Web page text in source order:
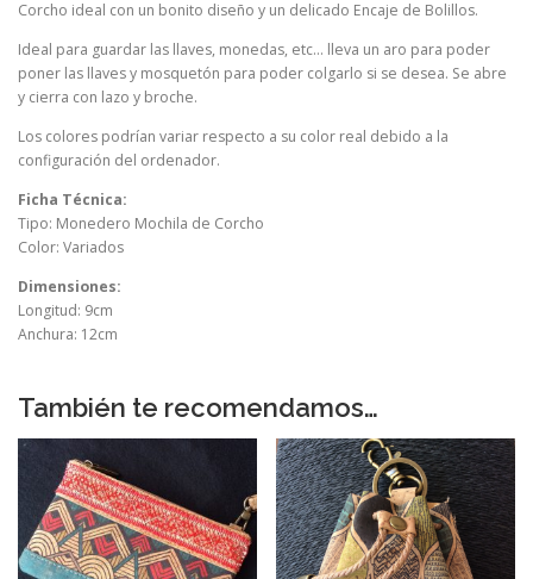
Corcho ideal con un bonito diseño y un delicado Encaje de Bolillos.
Ideal para guardar las llaves, monedas, etc… lleva un aro para poder
poner las llaves y mosquetón para poder colgarlo si se desea. Se abre
y cierra con lazo y broche.
Los colores podrían variar respecto a su color real debido a la
configuración del ordenador.
Ficha Técnica:
Tipo: Monedero Mochila de Corcho
Color: Variados
Dimensiones:
Longitud: 9cm
Anchura: 12cm
También te recomendamos…